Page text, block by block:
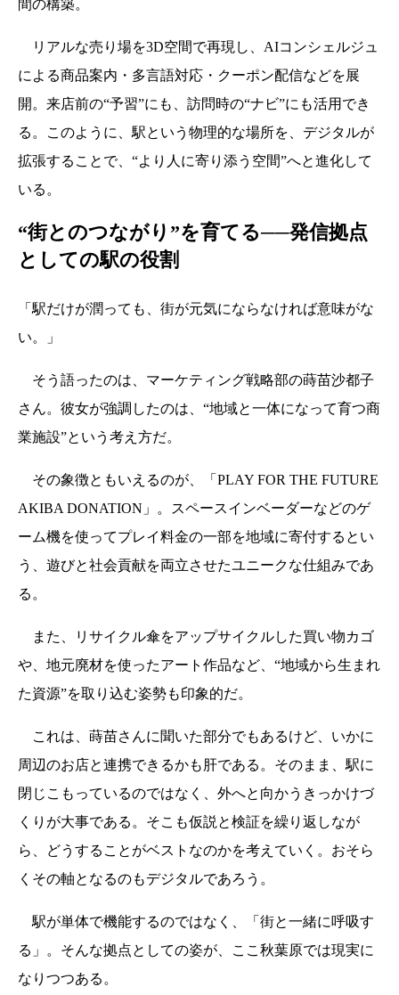
間の構築。
リアルな売り場を3D空間で再現し、AIコンシェルジュ
による商品案内・多言語対応・クーポン配信などを展
開。来店前の“予習”にも、訪問時の“ナビ”にも活用でき
る。このように、駅という物理的な場所を、デジタルが
拡張することで、“より人に寄り添う空間”へと進化して
いる。
“街とのつながり”を育てる──発信拠点
としての駅の役割
「駅だけが潤っても、街が元気にならなければ意味がな
い。」
そう語ったのは、マーケティング戦略部の蒔苗沙都子
さん。彼女が強調したのは、“地域と一体になって育つ商
業施設”という考え方だ。
その象徴ともいえるのが、「PLAY FOR THE FUTURE
AKIBA DONATION」。スペースインベーダーなどのゲ
ーム機を使ってプレイ料金の一部を地域に寄付するとい
う、遊びと社会貢献を両立させたユニークな仕組みであ
る。
また、リサイクル傘をアップサイクルした買い物カゴ
や、地元廃材を使ったアート作品など、“地域から生まれ
た資源”を取り込む姿勢も印象的だ。
これは、蒔苗さんに聞いた部分でもあるけど、いかに
周辺のお店と連携できるかも肝である。そのまま、駅に
閉じこもっているのではなく、外へと向かうきっかけづ
くりが大事である。そこも仮説と検証を繰り返しなが
ら、どうすることがベストなのかを考えていく。おそら
くその軸となるのもデジタルであろう。
駅が単体で機能するのではなく、「街と一緒に呼吸す
る」。そんな拠点としての姿が、ここ秋葉原では現実に
なりつつある。